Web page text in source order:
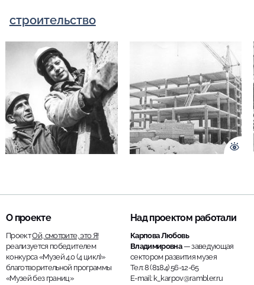
строительство
О проекте
ПроектОй, смотрите, это Я!
реализуется победителем
конкурса «Музей 4.0 (4 цикл)»
благотворительной программы
«Музей без границ»
Над проектом работали
Карпова Любовь
Владимировна— заведующая
сектором развития музея
Тел: 8 (8184) 56-12-65
E-mail: k_karpov@rambler.ru